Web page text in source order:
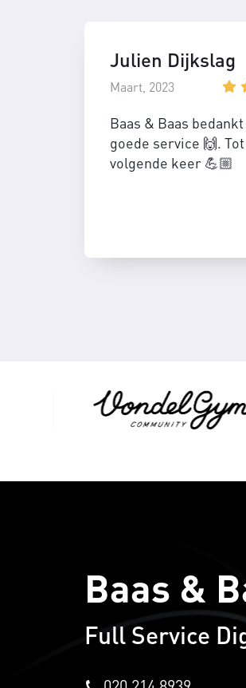
Julien Dijkslag
Maart, 2023
Baas & Baas
goede service 🙌.
volgende keer 💪🏼
Baas &
Full Service